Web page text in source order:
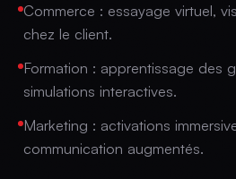
Commerce : essayage virtuel,
chez le client.
Formation : apprentissage des
simulations interactives.
Marketing : activations
communication augmentés.